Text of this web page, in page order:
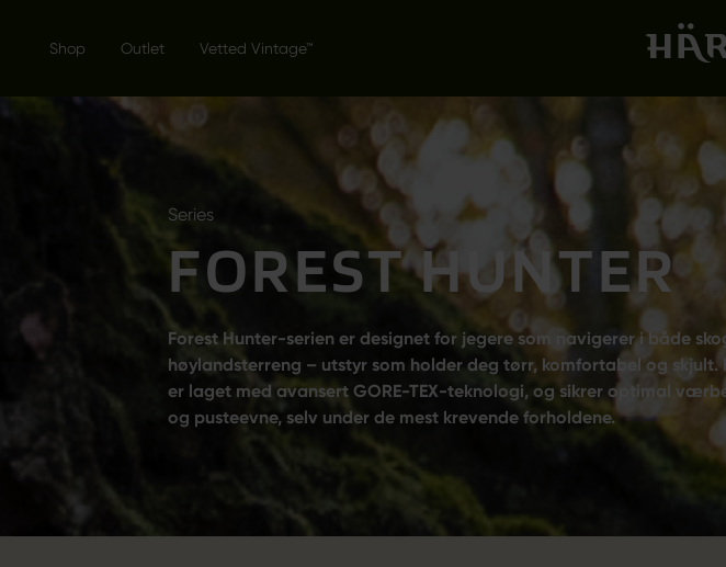
Shop Outlet Vetted Vintage™
Series
FOREST HUNTER
Forest Hunter-serien er designet for jegere som navigerer i både
høylandsterreng – utstyr som holder deg tørr, komfortabel og skjult.
er laget med avansert GORE-TEX-teknologi, og sikrer optimal
og pusteevne, selv under de mest krevende forholdene.